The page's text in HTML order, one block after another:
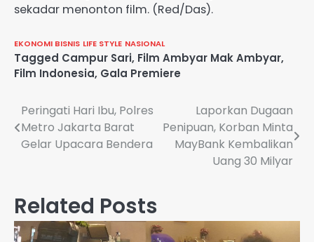
sekadar menonton film. (Red/Das).
EKONOMI BISNIS LIFE STYLE NASIONAL
Tagged Campur Sari, Film Ambyar Mak Ambyar,
Film Indonesia, Gala Premiere
Navigasi
pos
Peringati Hari Ibu, Polres
Metro Jakarta Barat
Gelar Upacara Bendera
Laporkan Dugaan
Penipuan, Korban Minta
MayBank Kembalikan
Uang 30 Milyar
Related Posts